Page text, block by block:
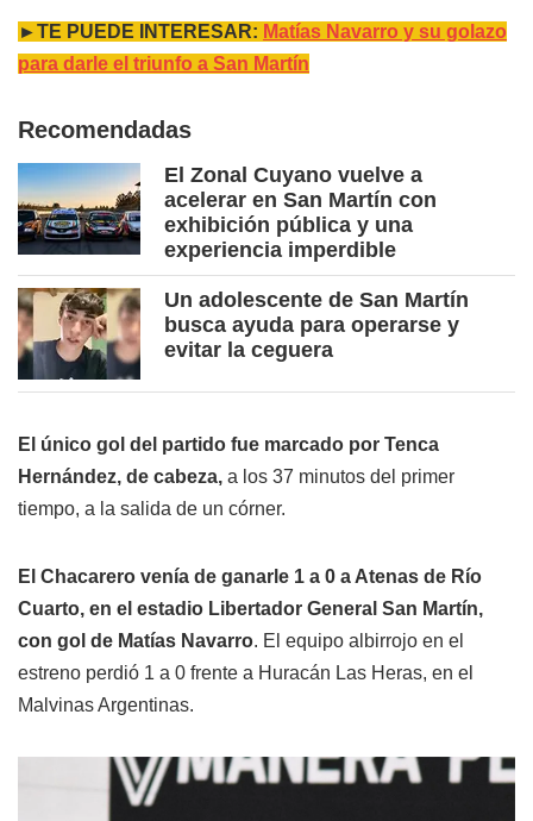
►TE PUEDE INTERESAR: Matías Navarro y su golazo
para darle el triunfo a San Martín
Recomendadas
El Zonal Cuyano vuelve a
acelerar en San Martín con
exhibición pública y una
experiencia imperdible
Un adolescente de San Martín
busca ayuda para operarse y
evitar la ceguera
El único gol del partido fue marcado por Tenca
Hernández, de cabeza, a los 37 minutos del primer
tiempo, a la salida de un córner.
El Chacarero venía de ganarle 1 a 0 a Atenas de Río
Cuarto, en el estadio Libertador General San Martín,
con gol de Matías Navarro. El equipo albirrojo en el
estreno perdió 1 a 0 frente a Huracán Las Heras, en el
Malvinas Argentinas.